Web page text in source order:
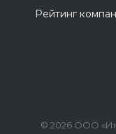
Рейтинг
© 2026 ООО